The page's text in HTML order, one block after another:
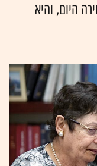
היום, והיא